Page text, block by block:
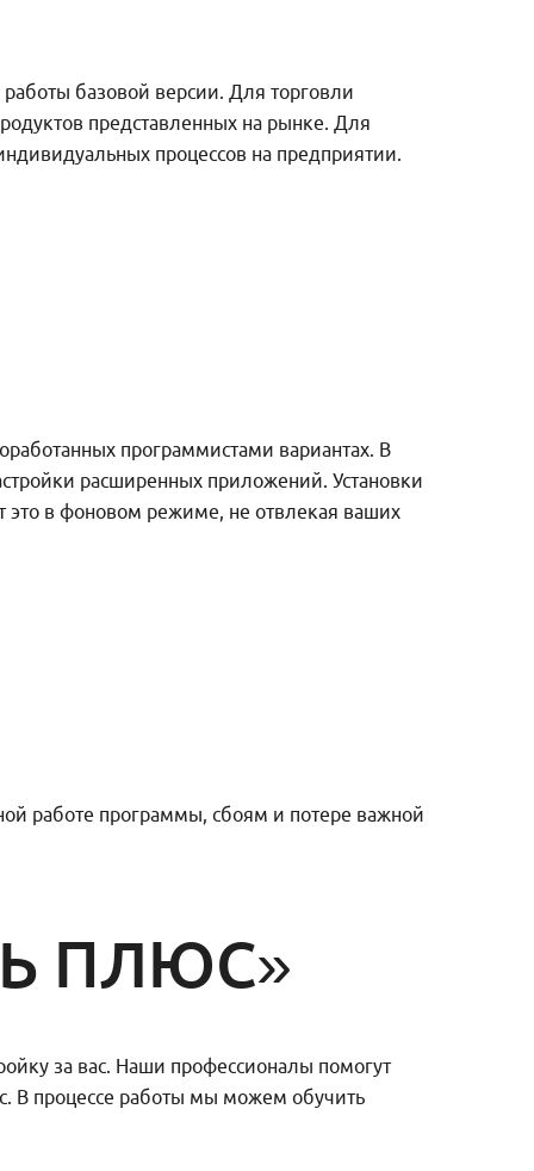
базовой версии. Для торговли
представленных на рынке. Для
процессов на предприятии.
программистами вариантах. В
расширенных приложений. Установки
это в фоновом режиме, не отвлекая ваших
работе программы, сбоям и потере важной
ПЛЮС»
за вас. Наши профессионалы помогут
В процессе работы мы можем обучить